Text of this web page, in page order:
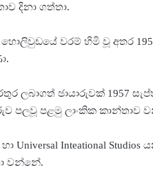
දිනා ගත්තා.
වරම් හිමි වූ අතර 1958
ලබාගත් ඡායාරුවක් 1957
රුව පලවූ පළමු ලාංකික කාන්තාව
හා Universal Inteational
වන්නේ.